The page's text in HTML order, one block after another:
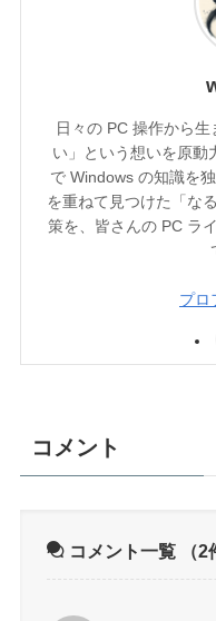
日々の PC 操作から
い」という想いを原動
で Windows の知識を
を重ねて見つけた「な
策を、皆さんの PC ラ
プロ
コメント
コメント一覧 （2